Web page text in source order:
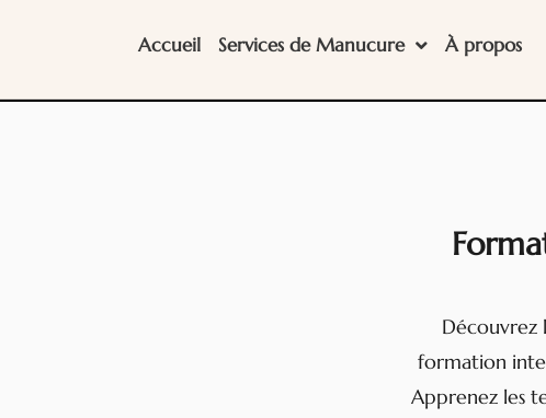
Accueil Services de Manucure À propos
Découvrez
formation
Apprenez les